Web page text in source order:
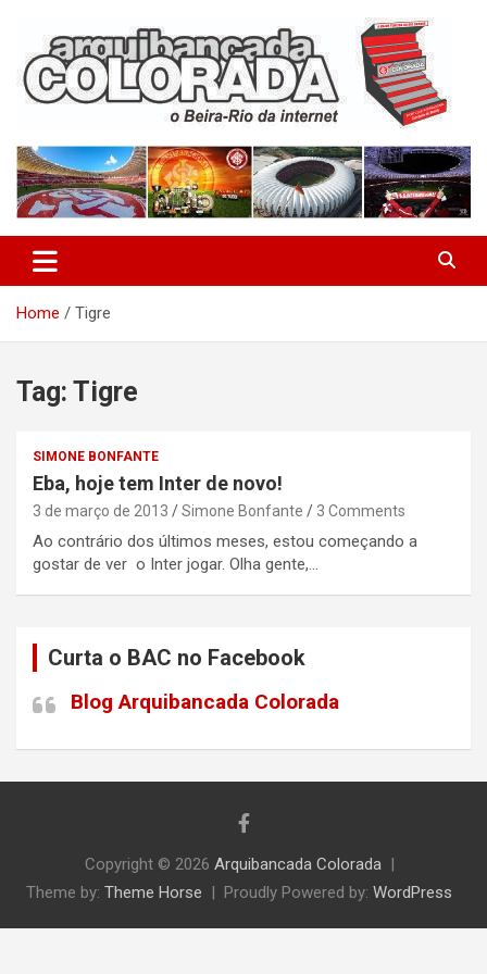
content
Arquibancada Colorada
Home Tigre
Tag: Tigre
SIMONE BONFANTE
Eba, hoje tem Inter de novo!
3 de março de 2013 Simone Bonfante 3 Comments
Ao contrário dos últimos meses, estou começando a
gostar de ver o Inter jogar. Olha gente,…
Curta o BAC no Facebook
Blog Arquibancada Colorada
Copyright © 2026 Arquibancada Colorada
Theme by: Theme Horse Proudly Powered by: WordPress